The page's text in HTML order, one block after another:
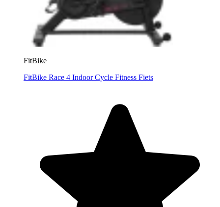
FitBike
FitBike Race 4 Indoor Cycle Fitness Fiets